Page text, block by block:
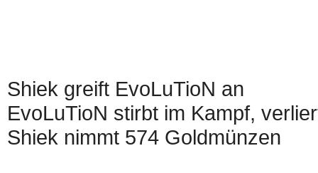
Shiek greift EvoLuTioN an
EvoLuTioN stirbt im Kampf,
Shiek nimmt 574 Goldmünzen